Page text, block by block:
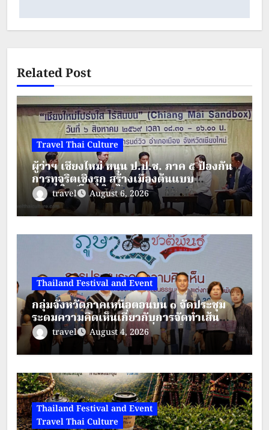
Related Post
Travel Thai Culture
ผู้ว่าฯ เชียงใหม่ หนุน ป.ป.ช. ภาค ๕ ป้องกัน
การทุจริตเชิงรุก สร้างเมืองต้นแบบ
“เชียงใหม่โปร่งใส ไร้สินบน”
travel August 6, 2026
Thailand Festival and Event
กลุ่มจังหวัดภาคเหนือตอนบน ๑ จัดประชุม
ระดมความคิดเห็นเกี่ยวกับการจัดทำเส้น
ทางตามรอยวัฒนธรรมเครื่องแต่งกาย
ชาติพันธุ์ ภายใต้โครงการส่งเสริมการท่อง
เที่ยวชาติพันธุ์สีสันแห่งล้านนา
travel August 4, 2026
Thailand Festival and Event
Travel Thai Culture